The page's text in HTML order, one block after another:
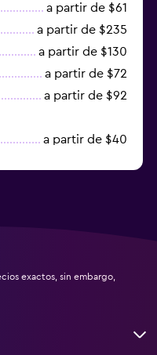
a partir de $61
a partir de $235
a partir de $130
a partir de $72
a partir de $92
a partir de $40
exactos, sin embargo,